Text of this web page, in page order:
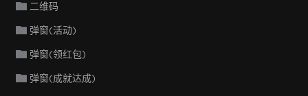
二维码
弹窗(活动)
弹窗(领红包)
弹窗(成就达成)